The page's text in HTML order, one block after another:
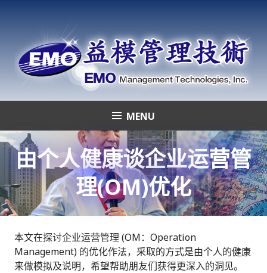
益模管理技術
MENU
由个人健康谈企业运营管
理(OM)优化
本文在探讨企业运营管理 (OM：Operation
Management) 的优化作法，采取的方式是由个人的健康
来做模拟及说明，希望帮助朋友们获得更深入的洞见。